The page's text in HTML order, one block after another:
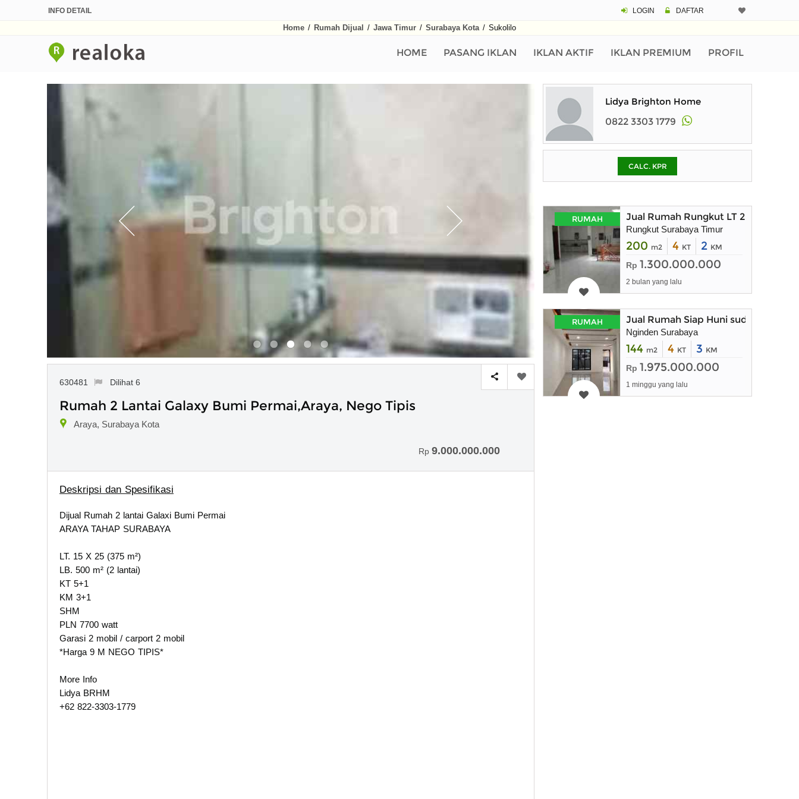
INFO DETAIL LOGIN DAFTAR
Home / Rumah Dijual / Jawa Timur / Surabaya Kota / Sukolilo
HOME PASANG IKLAN IKLAN AKTIF IKLAN PREMIUM PROFIL
630481 Dilihat 6
Rumah 2 Lantai Galaxy Bumi Permai,Araya, Nego Tipis
Araya, Surabaya Kota
Rp 9.000.000.000
Deskripsi dan Spesifikasi
Dijual Rumah 2 lantai Galaxi Bumi Permai
ARAYA TAHAP SURABAYA
LT. 15 X 25 (375 m²)
LB. 500 m² (2 lantai)
KT 5+1
KM 3+1
SHM
PLN 7700 watt
Garasi 2 mobil / carport 2 mobil
*Harga 9 M NEGO TIPIS*
More Info
Lidya BRHM
+62 822-3303-1779
Pinjaman (PIN)
pada kotak-
Lidya Brighton Home
0822 3303 1779
CALC. KPR
RUMAH Jual Rumah Rungkut LT 200m
Rungkut Surabaya Timur
200 m2 4 KT 2 KM
Rp 1.300.000.000
2 bulan yang lalu
RUMAH Jual Rumah Siap Huni sudah
Nginden Surabaya
144 m2 4 KT 3 KM
Rp 1.975.000.000
1 minggu yang lalu